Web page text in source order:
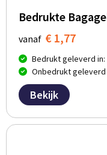
Bedrukte
vanaf € 1,77
Bedrukt geleverd in:
Onbedrukt geleverd
Bekijk